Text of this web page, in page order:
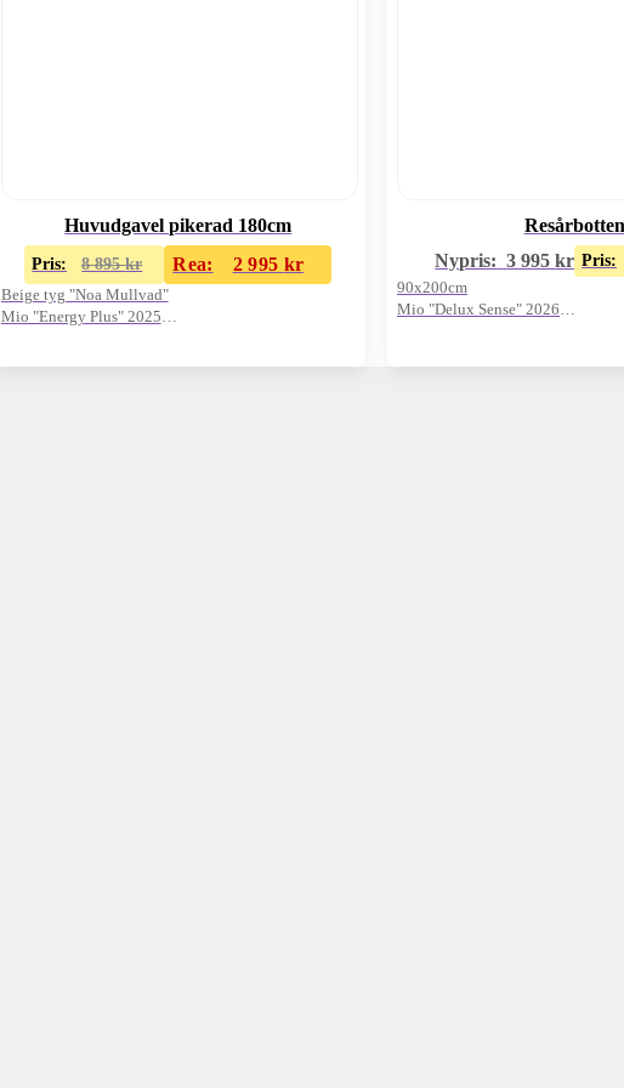
Huvudgavel pikerad 180cm
Pris: 8 895kr Rea: 2 995 kr
Beige tyg "Noa Mullvad"
Mio "Energy Plus" 2025
Resårbotten
Nypris: 3 995kr Pris:
90x200cm
Mio "Delux Sense" 2026